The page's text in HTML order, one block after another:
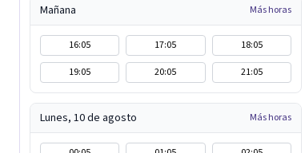
Mañana Más horas
16:05 17:05
18:05
19:05
20:05 21:05
Lunes, 10 de agosto Más horas